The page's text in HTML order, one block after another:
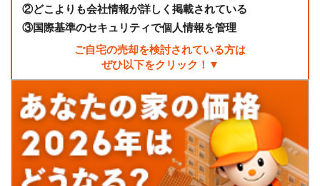
②どこよりも会社情報が詳しく掲載されている
③国際基準のセキュリティで個人情報を管理
ご自宅の売却を検討されている方は
ぜひ以下をクリック！▼